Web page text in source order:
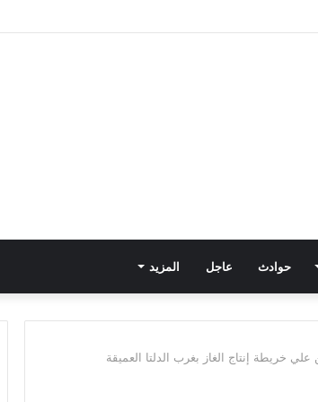
حوادث عاجل المزيد
علي خريطة إنتاج الغاز بغرب الدلتا العميقة